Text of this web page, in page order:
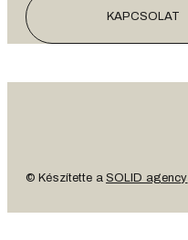
KAPCSOLAT
© Készítette a SOLID agency